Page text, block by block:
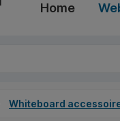
Home
Whiteboard